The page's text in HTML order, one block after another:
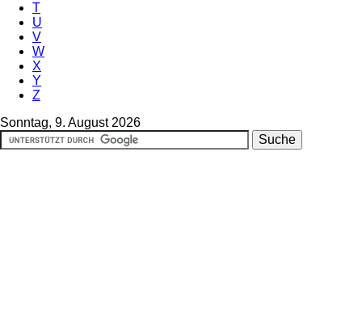
T
U
V
W
X
Y
Z
Sonntag, 9. August 2026